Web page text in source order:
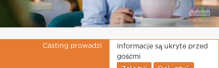
Casting prowadzi
Informacje są ukryte przed
gośćmi